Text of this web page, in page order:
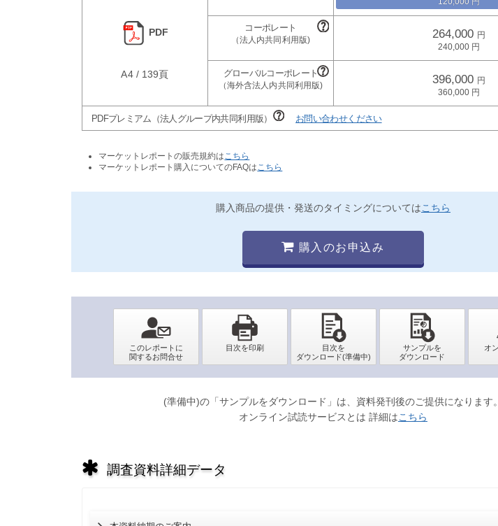
PDF 264,000
240,000
A4 / 139頁 396,000
360,000
PDFプレミアム（法人グループ内共同利用版） お問い合わせください
マーケットレポートの販売規約は こちら
マーケットレポート購入についてのFAQは こちら
購入商品の提供・発送のタイミングについてはこちら
購入のお申込み
(準備中)の「サンプルをダウンロード」は、資料発刊後のご提供になります。
オンライン試読サービスとは 詳細はこちら
調査資料詳細データ